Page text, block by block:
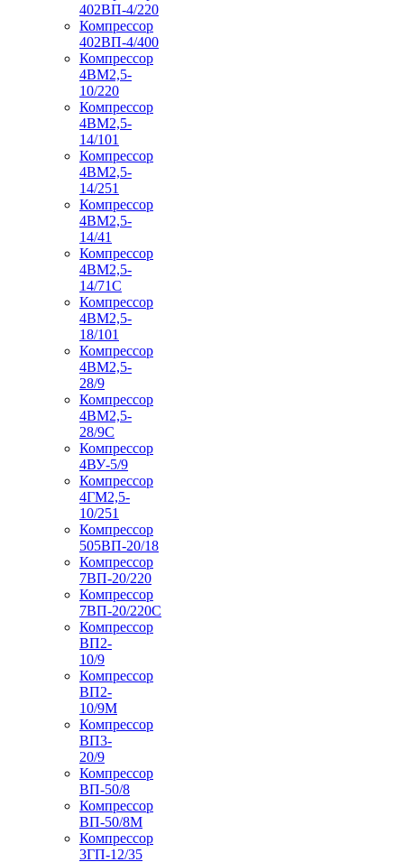
402ВП-4/220
Компрессор
402ВП-4/400
Компрессор
4ВМ2,5-
10/220
Компрессор
4ВМ2,5-
14/101
Компрессор
4ВМ2,5-
14/251
Компрессор
4ВМ2,5-
14/41
Компрессор
4ВМ2,5-
14/71C
Компрессор
4ВМ2,5-
18/101
Компрессор
4ВМ2,5-
28/9
Компрессор
4ВМ2,5-
28/9С
Компрессор
4ВУ-5/9
Компрессор
4ГМ2,5-
10/251
Компрессор
505ВП-20/18
Компрессор
7ВП-20/220
Компрессор
7ВП-20/220С
Компрессор
ВП2-
10/9
Компрессор
ВП2-
10/9М
Компрессор
ВП3-
20/9
Компрессор
ВП-50/8
Компрессор
ВП-50/8М
Компрессор
3ГП-12/35